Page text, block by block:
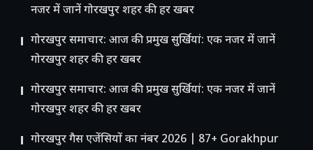
नजर में जानें गोरखपुर शहर की हर खबर
गोरखपुर समाचार: आज की प्रमुख सुर्खियां: एक नजर में जानें
गोरखपुर शहर की हर खबर
गोरखपुर समाचार: आज की प्रमुख सुर्खियां: एक नजर में जानें
गोरखपुर शहर की हर खबर
गोरखपुर गैस एजेंसियों का नंबर 2026 | 87+ Gorakhpur